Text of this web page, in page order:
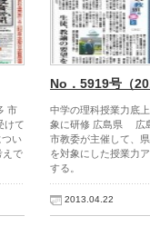
市
けて
つい
えで
No．5919号（
中学の理科授業力底
象に研修 広島県 広
市教委が主催して、
を対象にした授業力
する。
2013.04.22